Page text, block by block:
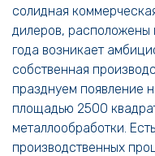
солидная
дилеров, расположены
года возникает
собственная
празднуем появление
площадью 2500
металлообработки.
производственных